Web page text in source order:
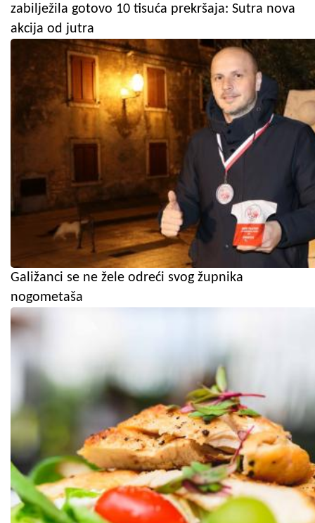
zabilježila gotovo 10 tisuća prekršaja: Sutra nova
akcija od jutra
Galižanci se ne žele odreći svog župnika
nogometaša